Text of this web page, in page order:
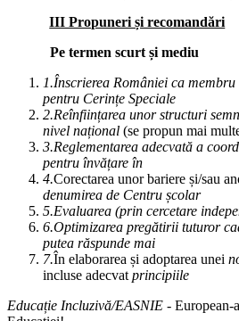
III Propuneri și recomandări
Pe termen scurt și mediu
1.Înscrierea României ca
pentru Cerințe Speciale
2.Reînființarea unor structuri
nivel național (se propun mai
3.Reglementarea adecvată a
pentru învățare în
4.Corectarea unor bariere și/sau
denumirea de Centru școlar
5.Evaluarea (prin cercetare
6.Optimizarea pregătirii tuturor
putea răspunde mai
7.În elaborarea și adoptarea unei
incluse adecvat principiile
Educație Incluzivă/EASNIE - European-